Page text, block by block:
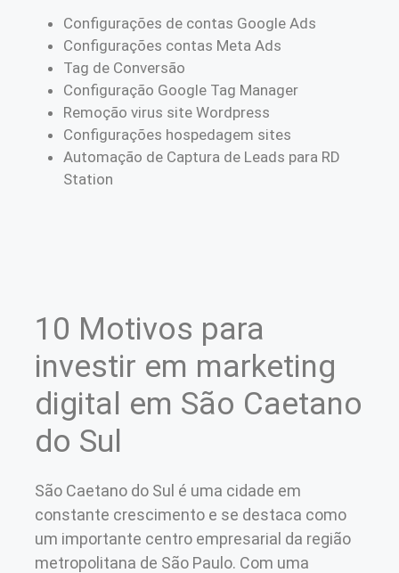
Configurações de contas Google Ads
Configurações contas Meta Ads
Tag de Conversão
Configuração Google Tag Manager
Remoção virus site Wordpress
Configurações hospedagem sites
Automação de Captura de Leads para RD
Station
10 Motivos para
investir em marketing
digital em São Caetano
do Sul
São Caetano do Sul é uma cidade em
constante crescimento e se destaca como
um importante centro empresarial da região
metropolitana de São Paulo. Com uma